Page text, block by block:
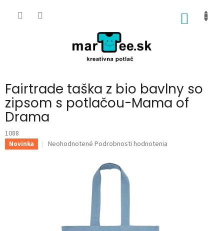
Fairtrade taška z bio bavlny so
zipsom s potlačou-Mama of
Drama
1088
Novinka
Priemerné
Neohodnotené Podrobnosti hodnotenia